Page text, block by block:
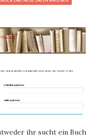
ihr sucht ein Buch